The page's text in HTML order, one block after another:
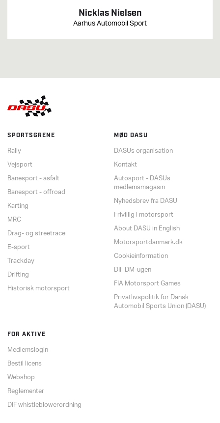
Nicklas Nielsen
Aarhus Automobil Sport
SPORTSGRENE
Rally
Vejsport
Banesport - asfalt
Banesport - offroad
Karting
MRC
Drag- og streetrace
E-sport
Trackday
Drifting
Historisk motorsport
MØD DASU
DASUs organisation
Kontakt
Autosport - DASUs
medlemsmagasin
Nyhedsbrev fra DASU
Frivillig i motorsport
About DASU in English
Motorsportdanmark.dk
Cookieinformation
DIF DM-ugen
FIA Motorsport Games
Privatlivspolitik for Dansk
Automobil Sports Union (DASU)
FOR AKTIVE
Medlemslogin
Bestil licens
Webshop
Reglementer
DIF whistleblowerordning